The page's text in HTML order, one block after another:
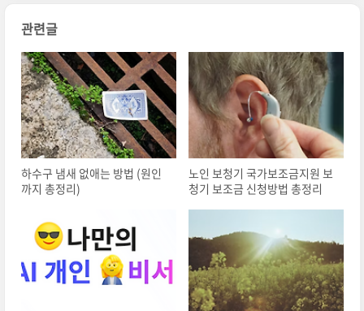
관련글
하수구 냄새 없애는 방법 (원인
까지 총정리)
노인 보청기 국가보조금지원 보
청기 보조금 신청방법 총정리